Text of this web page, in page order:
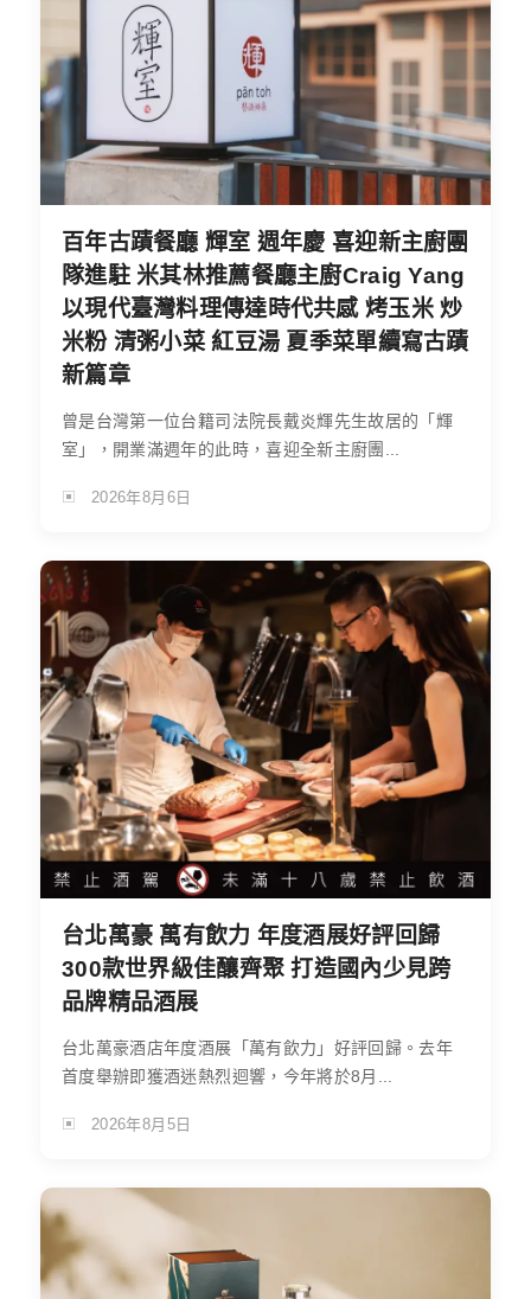
百年古蹟餐廳 輝室 週年慶 喜迎新主廚團
隊進駐 米其林推薦餐廳主廚Craig Yang
以現代臺灣料理傳達時代共感 烤玉米 炒
米粉 清粥小菜 紅豆湯 夏季菜單續寫古蹟
新篇章
曾是台灣第一位台籍司法院長戴炎輝先生故居的「輝
室」，開業滿週年的此時，喜迎全新主廚團...
2026年8月6日
台北萬豪 萬有飲力 年度酒展好評回歸
300款世界級佳釀齊聚 打造國內少見跨
品牌精品酒展
台北萬豪酒店年度酒展「萬有飲力」好評回歸。去年
首度舉辦即獲酒迷熱烈迴響，今年將於8月...
2026年8月5日